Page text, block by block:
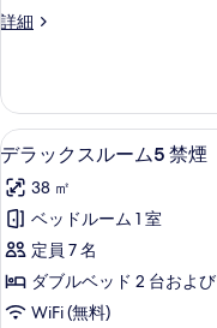
真
示
す
る
ム
禁
煙
の
す
べ
て
の
写
詳細
ス
ア
ル
ー
5
禁
煙
の
詳
細
デ
ラ
ッ
ク
ス
ル
17
デラックスルーム5 禁煙
38 ㎡
ベッドルーム 1 室
定員 7 名
ダブルベッド 2 台およ
WiFi (無料)